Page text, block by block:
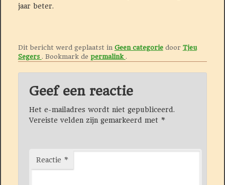
jaar beter.
Dit bericht werd geplaatst in Geen categoriedoor Tjeu
Segers . Bookmark de permalink .
Geef een reactie
Het e-mailadres wordt niet gepubliceerd.
Vereiste velden zijn gemarkeerd met *
Reactie *